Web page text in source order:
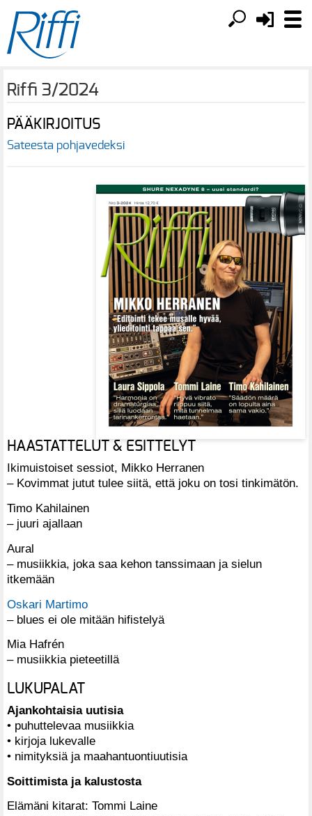
Riffi 3/2024
PÄÄKIRJOITUS
Sateesta pohjavedeksi
HAASTATTELUT & ESITTELYT
Ikimuistoiset sessiot, Mikko Herranen
– Kovimmat jutut tulee siitä, että joku on tosi tinkimätön.
Timo Kahilainen
– juuri ajallaan
Aural
– musiikkia, joka saa kehon tanssimaan ja sielun
itkemään
Oskari Martimo
– blues ei ole mitään hifistelyä
Mia Hafrén
– musiikkia pieteetillä
LUKUPALAT
Ajankohtaisia uutisia
• puhuttelevaa musiikkia
• kirjoja lukevalle
• nimityksiä ja maahantuontiuutisia
Soittimista ja kalustosta
Elämäni kitarat: Tommi Laine